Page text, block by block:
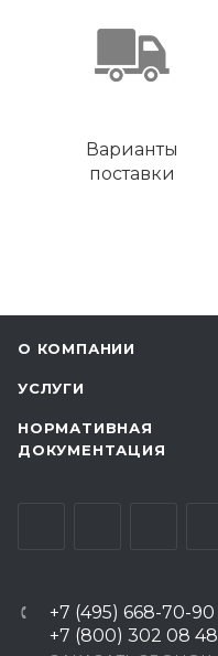
Варианты
поставки
О КОМПАНИИ
УСЛУГИ
НОРМАТИВНАЯ
ДОКУМЕНТАЦИЯ
+7 (495) 668-70-90
+7 (800) 302 08 48